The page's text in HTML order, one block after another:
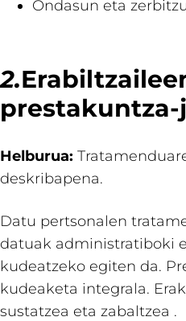
Ondasun eta
2.
Helburua:
deskribapena.
Datu pertsonalen
datuak administratiboki
kudeatzeko egiten da.
kudeaketa integrala.
sustatzea eta zabaltzea .